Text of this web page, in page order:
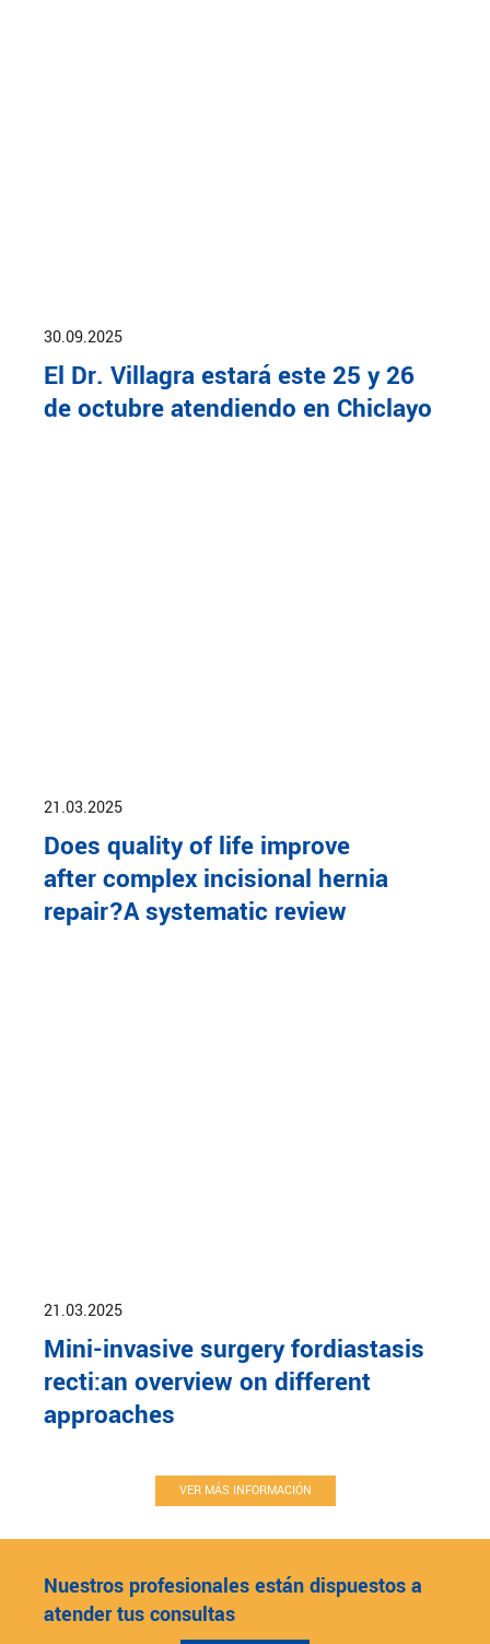
30.09.2025
El Dr. Villagra estará este 25 y 26
de octubre atendiendo en Chiclayo
21.03.2025
Does quality of life improve
after complex incisional hernia
repair?A systematic review
21.03.2025
Mini-invasive surgery fordiastasis
recti:an overview on different
approaches
VER MÁS INFORMACIÓN
Nuestros profesionales están dispuestos a
atender tus consultas